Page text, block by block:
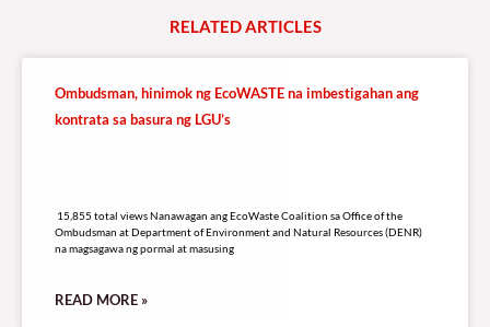
RELATEDARTICLES
Ombudsman, hinimok ng EcoWASTE na imbestigahan ang
kontrata sa basura ng LGU’s
15,855 total views Nanawagan ang EcoWaste Coalition sa Office of the
Ombudsman at Department of Environment and Natural Resources (DENR)
na magsagawa ng pormal at masusing
READ MORE »